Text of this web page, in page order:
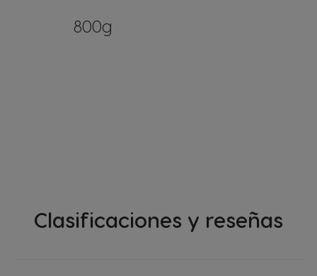
800g
Clasificaciones y reseñas